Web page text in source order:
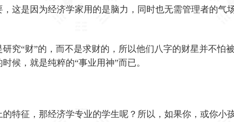
这是因为经济学家用的是脑力，同时也无需管理者的气
究“财”的，而不是求财的，所以他们八字的财星并不怕
候，就是纯粹的“事业用神”而已。
特征，那经济学专业的学生呢？所以，如果你，或你小